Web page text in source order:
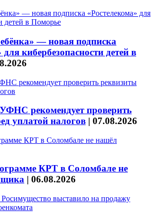
— новая подписка
кибербезопасности детей в
рекомендует проверить
уплатой налогов | 07.08.2026
КРТ в Соломбале не
| 06.08.2026